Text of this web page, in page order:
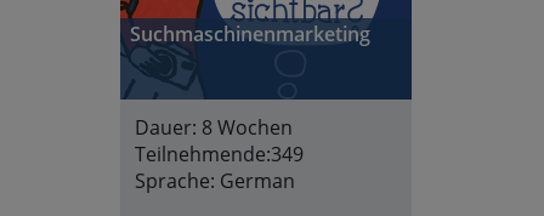
Suchmaschinenmarketing
Dauer: 8 Wochen
Teilnehmende:349
Sprache: German